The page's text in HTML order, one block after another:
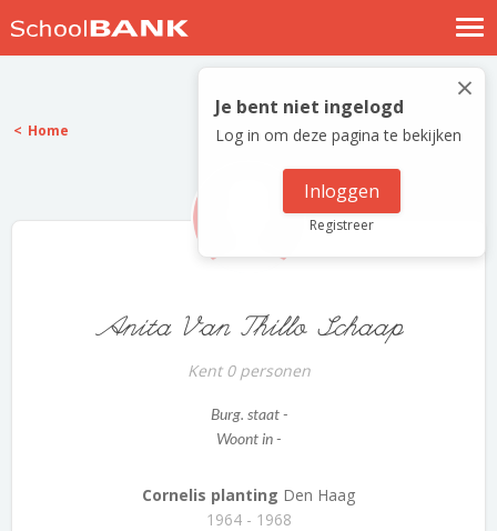
Nostalgische verhalen
Log in
Meld je gratis aan
×
Je bent niet ingelogd
Log in om deze pagina te bekijken
Inloggen
Registreer
Home
Anita Van Thillo Schaap
Kent 0 personen
Burg. staat -
Woont in -
Cornelis planting Den Haag
1964 - 1968